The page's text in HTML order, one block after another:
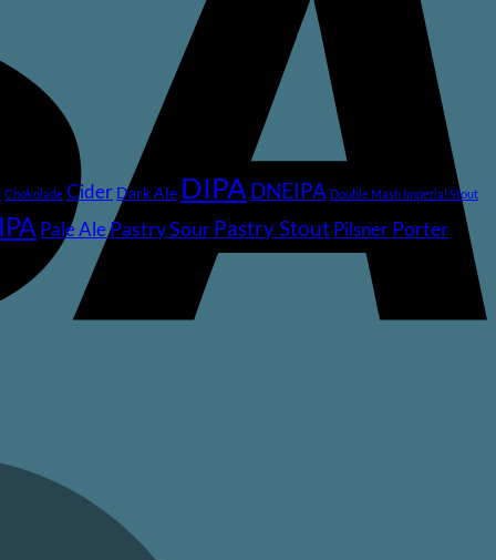
Chokolade Cider Dark Ale DIPA DNEIPA Double Mash Imperial Stout
Pale Ale Pastry SourPastry Stout Pilsner Porter